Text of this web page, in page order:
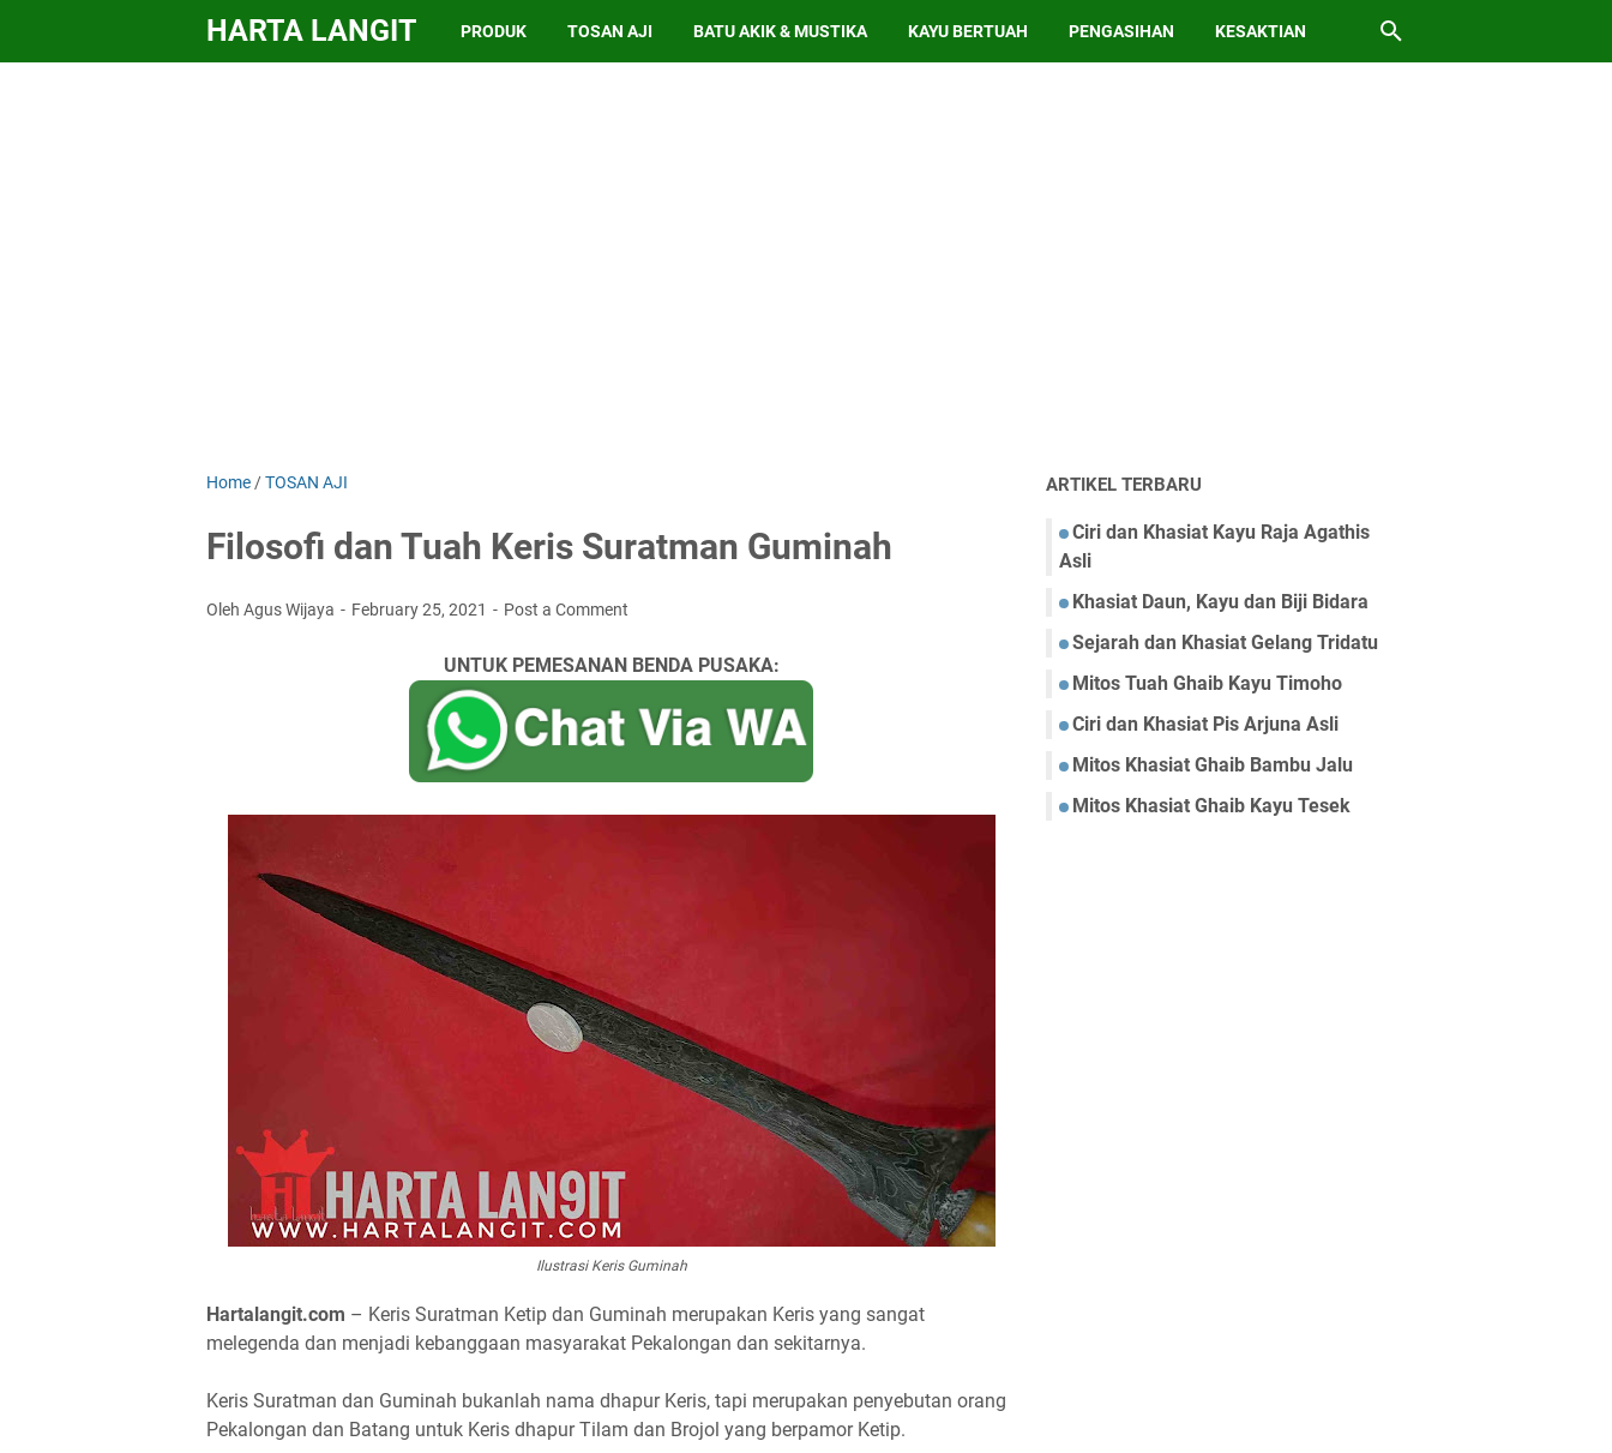
HARTA LANGIT PRODUK TOSAN AJI BATU AKIK & MUSTIKA KAYU BERTUAH PENGASIHAN KESAKTIAN
Home /TOSAN AJI
Filosofi dan Tuah Keris Suratman Guminah
Oleh Agus Wijaya February 25, 2021 Post a Comment
UNTUK PEMESANAN BENDA PUSAKA:
Ilustrasi Keris Guminah
Hartalangit.com – Keris Suratman Ketip dan Guminah merupakan Keris yang sangat
melegenda dan menjadi kebanggaan masyarakat Pekalongan dan sekitarnya.
Keris Suratman dan Guminah bukanlah nama dhapur Keris, tapi merupakan penyebutan orang
Pekalongan dan Batang untuk Keris dhapur Tilam dan Brojol yang berpamor Ketip.
ARTIKEL TERBARU
Ciri dan Khasiat Kayu Raja Agathis
Asli
Khasiat Daun, Kayu dan Biji Bidara
Sejarah dan Khasiat Gelang Tridatu
Mitos Tuah Ghaib Kayu Timoho
Ciri dan Khasiat Pis Arjuna Asli
Mitos Khasiat Ghaib Bambu Jalu
Mitos Khasiat Ghaib Kayu Tesek